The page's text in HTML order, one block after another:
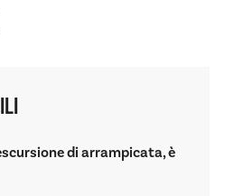
di arrampicata, è